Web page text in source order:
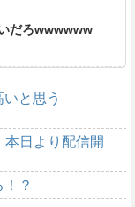
だろwwwwww
と思う
日より配信開
？